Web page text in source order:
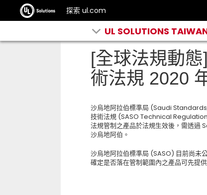
探索 ul.com
UL SOLUTIONS
[全球法規動
術法規 2020
沙烏地阿拉伯標準局 (Saudi
技術法規 (SASO Technical
法規管制之產品於法規生效後，需透
沙烏地阿伯。
沙烏地阿拉伯標準局 (SASO) 目前尚未
確定是否落在管制範圍內之產品可先提